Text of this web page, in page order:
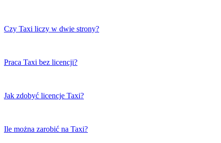
Czy Taxi liczy w dwie strony?
Praca Taxi bez licencji?
Jak zdobyć licencje Taxi?
Ile można zarobić na Taxi?